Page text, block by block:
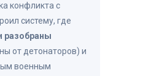
конфликта с
систему, где
разобраны
от детонаторов) и
военным